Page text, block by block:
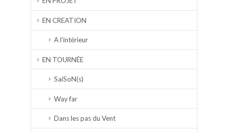
EN CREATION
A l’intérieur
EN TOURNÉE
SaiSoN(s)
Way far
Dans les pas du Vent